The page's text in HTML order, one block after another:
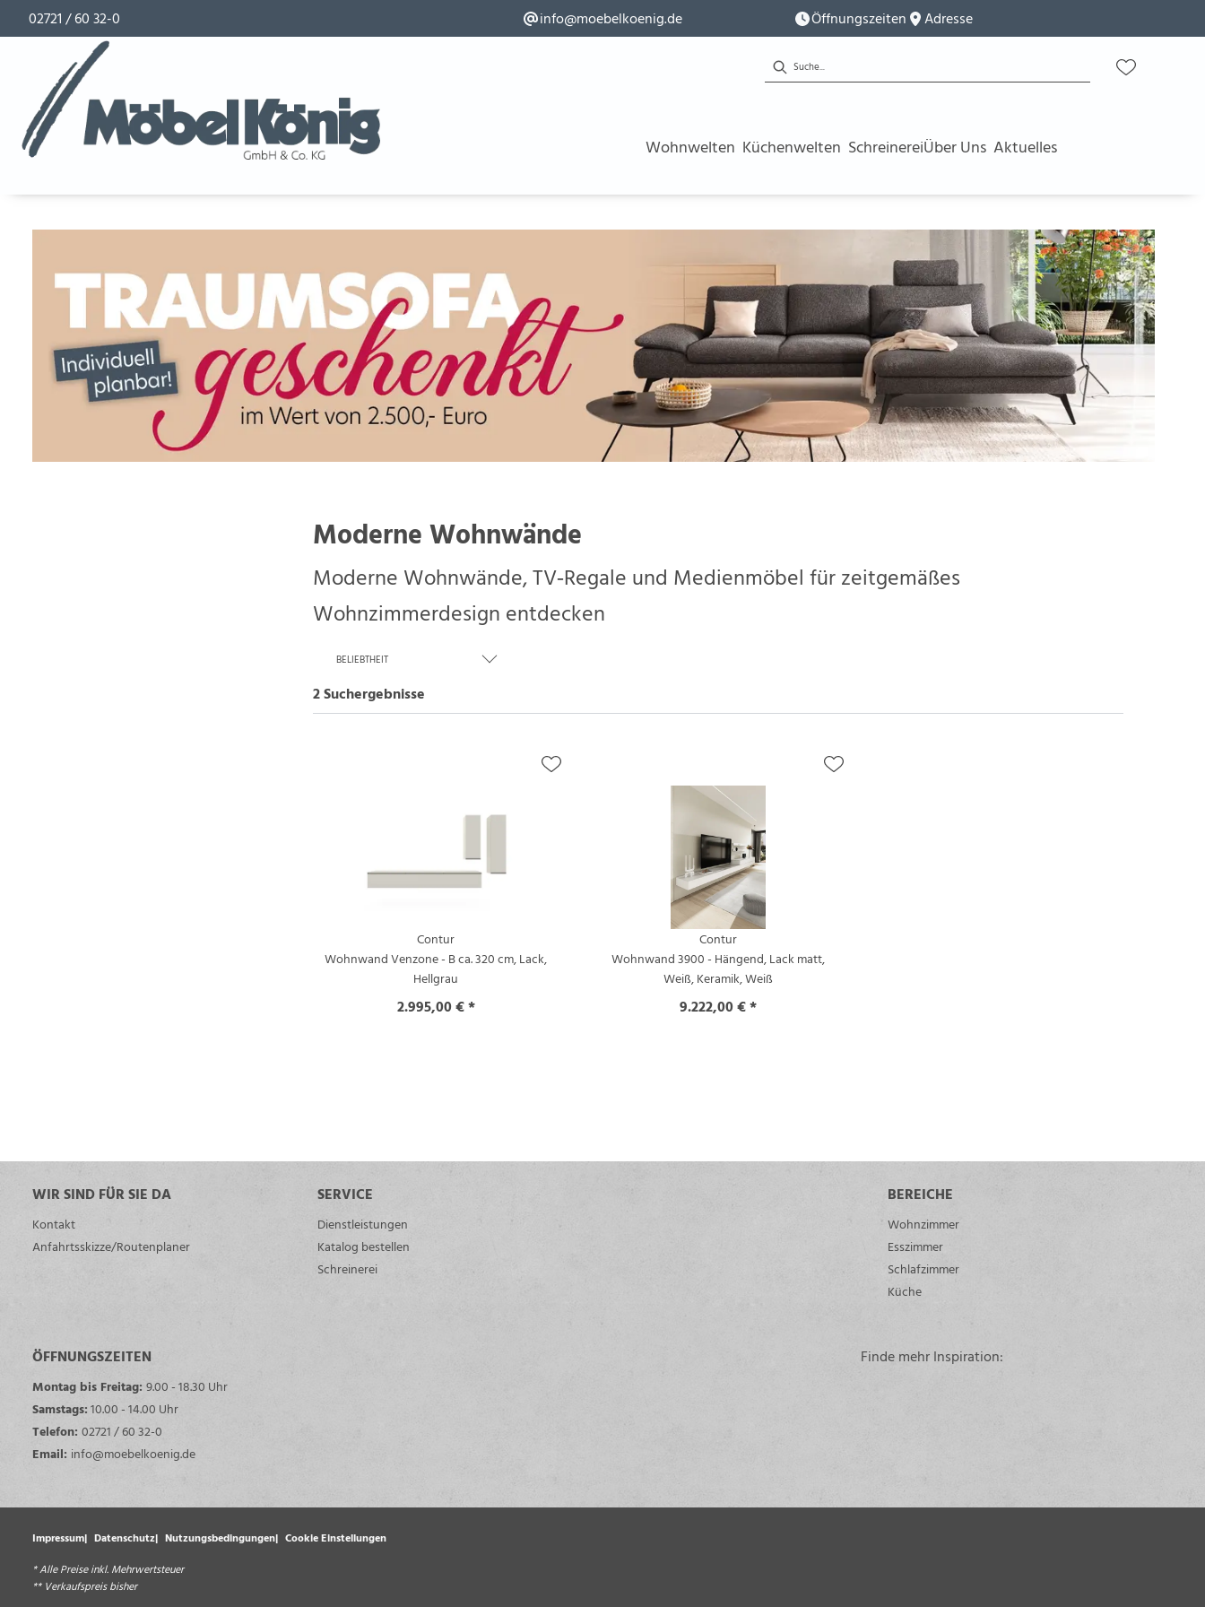
02721 / 60 32-0 info@moebelkoenig.de Öffnungszeiten Adresse
Wohnwelten Küchenwelten SchreinereiÜber Uns Aktuelles
Moderne Wohnwände
Moderne Wohnwände, TV‑Regale und Medienmöbel für zeitgemäßes
Wohnzimmerdesign entdecken
BELIEBTHEIT
2 Suchergebnisse
Contur
Wohnwand Venzone - B ca. 320 cm, Lack,
Hellgrau
2.995,00 € *
Contur
Wohnwand 3900 - Hängend, Lack matt,
Weiß, Keramik, Weiß
9.222,00 € *
WIR SIND FÜR SIE DA
Kontakt
Anfahrtsskizze/Routenplaner
SERVICE
Dienstleistungen
Katalog bestellen
Schreinerei
BEREICHE
Wohnzimmer
Esszimmer
Schlafzimmer
Küche
ÖFFNUNGSZEITEN
Montag bis Freitag: 9.00 - 18.30 Uhr
Samstags:10.00 - 14.00 Uhr
Telefon: 02721 / 60 32-0
Email: info@moebelkoenig.de
Finde mehr Inspiration:
Impressum Datenschutz Nutzungsbedingungen
Cookie Einstellungen
* Alle Preise inkl. Mehrwertsteuer
** Verkaufspreis bisher